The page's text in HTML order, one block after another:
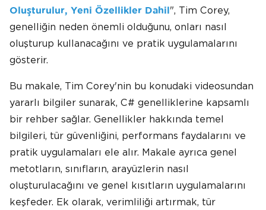
Oluşturulur, Yeni Özellikler Dahil", Tim Corey,
genelliğin neden önemli olduğunu, onları nasıl
oluşturup kullanacağını ve pratik uygulamalarını
gösterir.
Bu makale, Tim Corey'nin bu konudaki videosundan
yararlı bilgiler sunarak, C# genelliklerine kapsamlı
bir rehber sağlar. Genellikler hakkında temel
bilgileri, tür güvenliğini, performans faydalarını ve
pratik uygulamaları ele alır. Makale ayrıca genel
metotların, sınıfların, arayüzlerin nasıl
oluşturulacağını ve genel kısıtların uygulamalarını
keşfeder. Ek olarak, verimliliği artırmak, tür